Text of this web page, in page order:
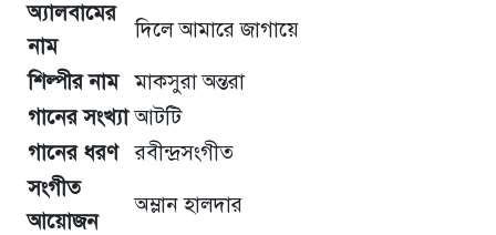
অ্যালবামের
নাম
দিলে আমারে জাগায়ে
শিল্পীর নাম
মাকসুরা অন্তরা
গানের সংখ্যা আটটি
গানের ধরণ
রবীন্দ্রসংগীত
সংগীত
আয়োজন
অম্লান হালদার